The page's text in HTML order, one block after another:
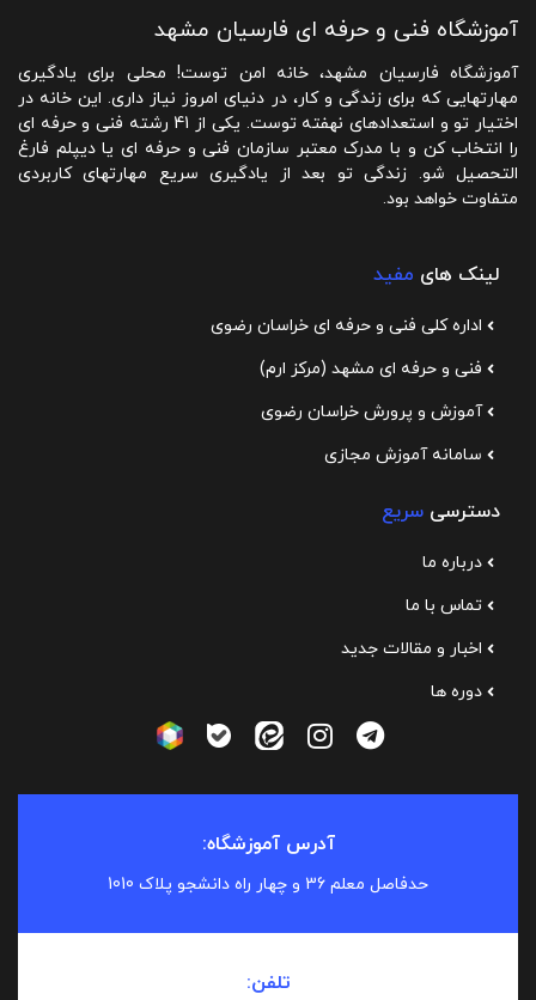
آموزشگاه فنی و حرفه ای فارسیان مشهد
آموزشگاه فارسیان مشهد، خانه امن توست! محلی برای یادگیری
مهارتهایی که برای زندگی و کار، در دنیای امروز نیاز داری. این خانه در
اختیار تو و استعدادهای نهفته توست. یکی از 41 رشته فنی و حرفه ای
را انتخاب کن و با مدرک معتبر سازمان فنی و حرفه ای یا دیپلم فارغ
التحصیل شو. زندگی تو بعد از یادگیری سریع مهارتهای کاربردی
متفاوت خواهد بود.
لینک های مفید
اداره کلی فنی و حرفه ای خراسان رضوی
فنی و حرفه ای مشهد (مرکز ارم)
آموزش و پرورش خراسان رضوی
سامانه آموزش مجازی
دسترسی سریع
درباره ما
تماس با ما
اخبار و مقالات جدید
دوره ها
آدرس آموزشگاه:
حدفاصل معلم 36 و چهار راه دانشجو پلاک 1010
تلفن: